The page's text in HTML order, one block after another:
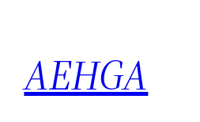
contenido
AEHGA